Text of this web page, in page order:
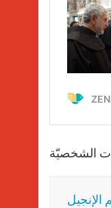
الشخصيّة
الإنجيل